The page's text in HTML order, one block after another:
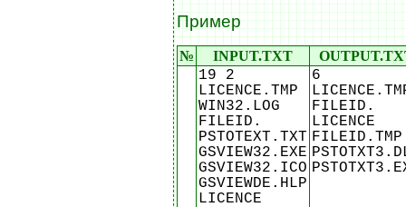
Пример
№ INPUT.TXT
19 2
LICENCE.TMP
WIN32.LOG
FILEID.
PSTOTEXT.TXT
GSVIEW32.EXE
GSVIEW32.ICO
GSVIEWDE.HLP
LICENCE
6
FILEID.
LICENCE
FILEID.TMP